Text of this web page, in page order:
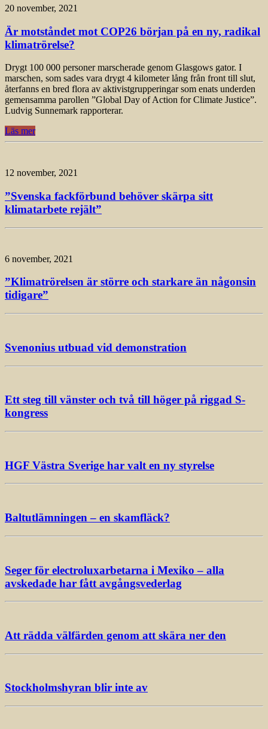
20 november, 2021
Är motståndet mot COP26 början på en ny, radikal
klimatrörelse?
Drygt 100 000 personer marscherade genom Glasgows gator. I
marschen, som sades vara drygt 4 kilometer lång från front till slut,
återfanns en bred flora av aktivistgrupperingar som enats underden
gemensamma parollen ”Global Day of Action for Climate Justice”.
Ludvig Sunnemark rapporterar.
Läs mer
12 november, 2021
”Svenska fackförbund behöver skärpa sitt
klimatarbete rejält”
6 november, 2021
”Klimatrörelsen är större och starkare än någonsin
tidigare”
Svenonius utbuad vid demonstration
Ett steg till vänster och två till höger på riggad S-
kongress
HGF Västra Sverige har valt en ny styrelse
Baltutlämningen – en skamfläck?
Seger för electroluxarbetarna i Mexiko – alla
avskedade har fått avgångsvederlag
Att rädda välfärden genom att skära ner den
Stockholmshyran blir inte av